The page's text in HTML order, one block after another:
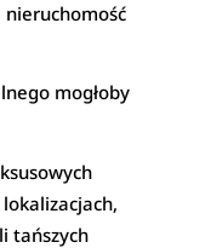
nieruchomość
mogłoby
tańszych